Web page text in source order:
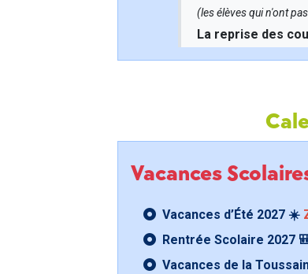
(les élèves qui n'ont
La reprise des
Vacances
Vacances d’Été 2027 ☀️
Rentrée Scolaire 2027
Vacances de la